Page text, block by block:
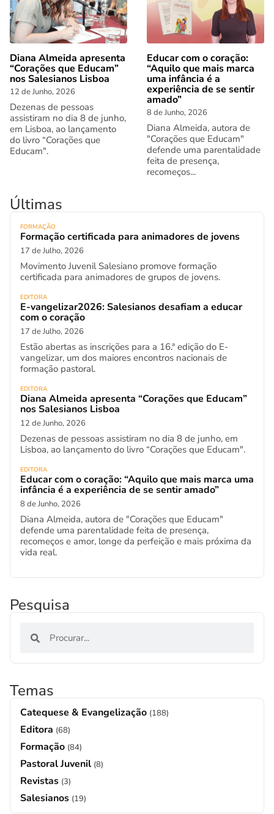
Diana Almeida apresenta
“Corações que Educam”
nos Salesianos Lisboa
12 de Junho, 2026
Dezenas de pessoas
assistiram no dia 8 de junho,
em Lisboa, ao lançamento
do livro “Corações que
Educam".
Educar com o coração:
“Aquilo que mais marca
uma infância é a
experiência de se sentir
amado”
8 de Junho, 2026
Diana Almeida, autora de
"Corações que Educam"
defende uma parentalidade
feita de presença,
recomeços...
Últimas
FORMAÇÃO
Formação certificada para animadores de jovens
17 de Julho, 2026
Movimento Juvenil Salesiano promove formação
certificada para animadores de grupos de jovens.
EDITORA
E-vangelizar2026: Salesianos desafiam a educar
com o coração
17 de Julho, 2026
Estão abertas as inscrições para a 16.ª edição do E-
vangelizar, um dos maiores encontros nacionais de
formação pastoral.
EDITORA
Diana Almeida apresenta “Corações que Educam”
nos Salesianos Lisboa
12 de Junho, 2026
Dezenas de pessoas assistiram no dia 8 de junho, em
Lisboa, ao lançamento do livro “Corações que Educam".
EDITORA
Educar com o coração: “Aquilo que mais marca uma
infância é a experiência de se sentir amado”
8 de Junho, 2026
Diana Almeida, autora de "Corações que Educam"
defende uma parentalidade feita de presença,
recomeços e amor, longe da perfeição e mais próxima da
vida real.
Pesquisa
Temas
Catequese & Evangelização (188)
Editora (68)
Formação (84)
Pastoral Juvenil (8)
Revistas (3)
Salesianos (19)